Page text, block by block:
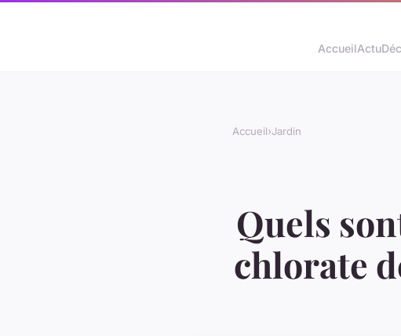
AccueilActu
Accueil›Jardin
Quels
chlorate